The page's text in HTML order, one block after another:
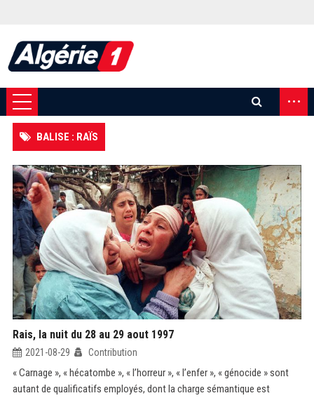
...
BALISE : RAÏS
Rais, la nuit du 28 au 29 aout 1997
2021-08-29 Contribution
« Carnage », « hécatombe », « l’horreur », « l’enfer », « génocide » sont
autant de qualificatifs employés, dont la charge sémantique est